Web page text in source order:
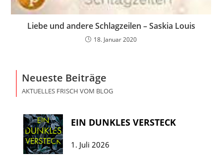
Liebe und andere Schlagzeilen – Saskia Louis
18. Januar 2020
Neueste Beiträge
AKTUELLES FRISCH VOM BLOG
EIN DUNKLES VERSTECK
1. Juli 2026